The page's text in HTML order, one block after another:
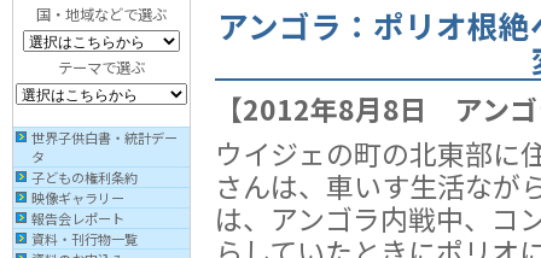
国・地域などで選ぶ
テーマで選ぶ
世界子供白書・統計デー
タ
子どもの権利条約
映像ギャラリー
報告会レポート
資料・刊行物一覧
アンゴラ：ポリオ根
【2012年8月8日 アン
ウイジェの町の北東部に
さんは、車いす生活なが
は、アンゴラ内戦中、コ